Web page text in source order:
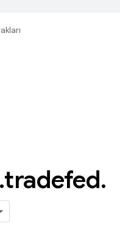
.tradefed.